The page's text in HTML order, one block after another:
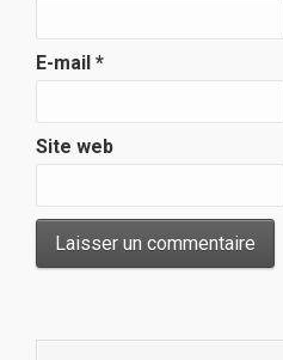
E-mail *
Site web